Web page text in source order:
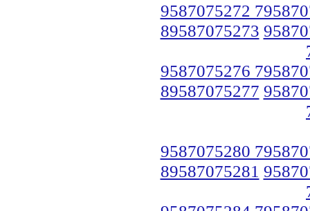
9587075272
89587075273
9587075276
89587075277
9587075280
89587075281